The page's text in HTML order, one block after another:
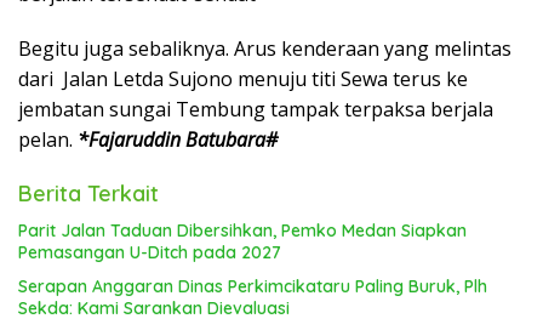
Begitu juga sebaliknya. Arus kenderaan yang melintas
dari Jalan Letda Sujono menuju titi Sewa terus ke
jembatan sungai Tembung tampak terpaksa berjala
pelan. *Fajaruddin Batubara#
Berita Terkait
Parit Jalan Taduan Dibersihkan, Pemko Medan Siapkan
Pemasangan U-Ditch pada 2027
Serapan Anggaran Dinas Perkimcikataru Paling Buruk, Plh
Sekda: Kami Sarankan Dievaluasi